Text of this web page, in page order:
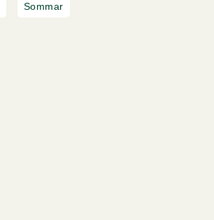
Sommar